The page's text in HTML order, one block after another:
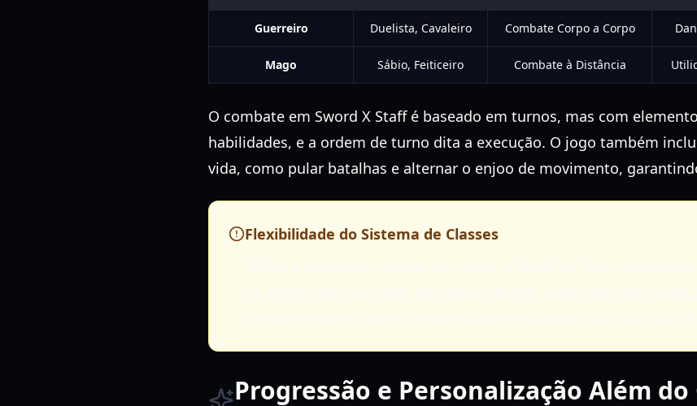
Guerreiro Duelista, Cavaleiro Combate Corpo a Corpo
Mago Sábio, Feiticeiro Combate à Distância
O combate em Sword X Staff é baseado em turnos, mas com
habilidades, e a ordem de turno dita a execução. O jogo também
vida, como pular batalhas e alternar o enjoo de movimento,
Flexibilidade do Sistema de Classes
Progressão e Personalização Além